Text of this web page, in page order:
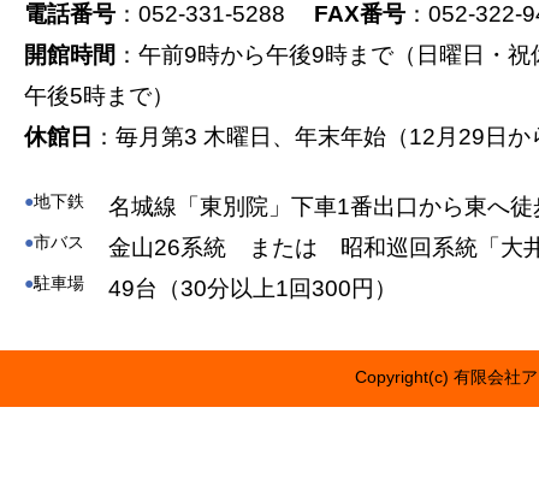
電話番号 ：052-331-5288 FAX番号 ：052-322-
開館時間 ：午前9時から午後9時まで（日曜日・
午後5時まで）
休館日 ：毎月第3 木曜日、年末年始（12月29日
●地下鉄 名城線「東別院」下車1番出口から東へ徒
●市バス 金山26系統 または 昭和巡回系統「大
●駐車場 49台（30分以上1回300円）
Copyright(c) 有限会社